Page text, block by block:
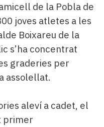
de la Pobla de
joves atletes a les
Boixareu de la
s’ha concentrat
graderies per
assolellat.
aleví a cadet, el
primer